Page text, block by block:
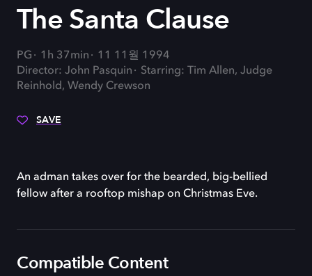
The Santa Clause
PG 1h 37min
11 11월 1994
Director: John Pasquin
Starring: Tim Allen, Judge
Reinhold, Wendy Crewson
SAVE
An adman takes over for the bearded, big-bellied
fellow after a rooftop mishap on Christmas Eve.
Compatible Content